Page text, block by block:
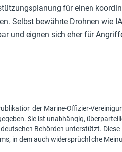
für einen
Selbst bewährte Drohnen wie
und eignen sich eher für
der Marine-Offizier-
Sie ist unabhängig,
Behörden unterstützt. Diese
in dem auch widersprüchliche